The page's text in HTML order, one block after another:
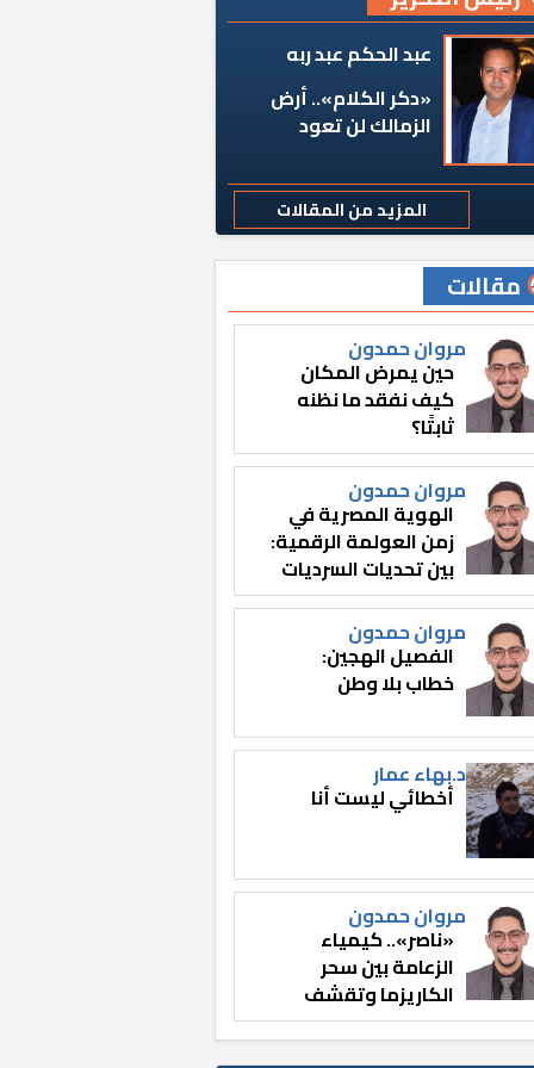
عبد الحكم عبد ربه
«دكر الكلام».. أرض
الزمالك لن تعود
المزيد من المقالات
مقالات
مروان حمدون
حين يمرض المكان
كيف نفقد ما نظنه
ثابتًا؟
مروان حمدون
الهوية المصرية في
زمن العولمة الرقمية:
بين تحديات السرديات
وصناعة الوعي
مروان حمدون
الفصيل الهجين:
خطاب بلا وطن
د.بهاء عمار
أخطائي ليست أنا
مروان حمدون
«ناصر».. كيمياء
الزعامة بين سحر
الكاريزما وتقشف
الثائر